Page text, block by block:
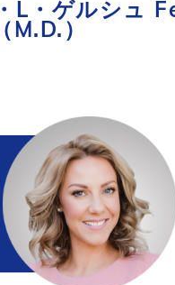
L・ゲルシュ
M.D.）